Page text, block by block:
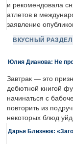
и рекомендовала
атлетов в
заявление
ВКУСНЫЙ РАЗДЕЛ
Юлия Дианова: Не
Завтрак — это
дебютной книгой
начинаться с
повторить из
некоторых блюд
Дарья Близнюк: